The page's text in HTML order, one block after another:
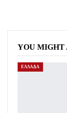
YOU MIGHT
ΕΛΛΑΔΑ